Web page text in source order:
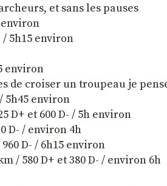
et sans les pauses
environ
5h15 environ
environ
de croiser un troupeau je
5h45 environ
D+ et 600 D- / 5h environ
D- / environ 4h
D- / 6h15 environ
/ 580 D+ et 380 D- / environ 6h